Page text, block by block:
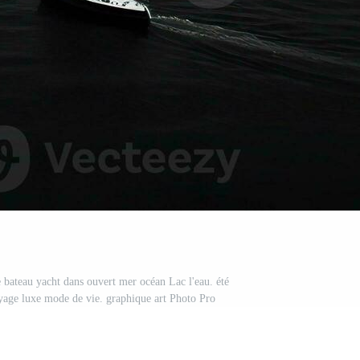
yacht dans ouvert mer océan Lac l'eau. été
luxe mode de vie. graphique art Photo Pro